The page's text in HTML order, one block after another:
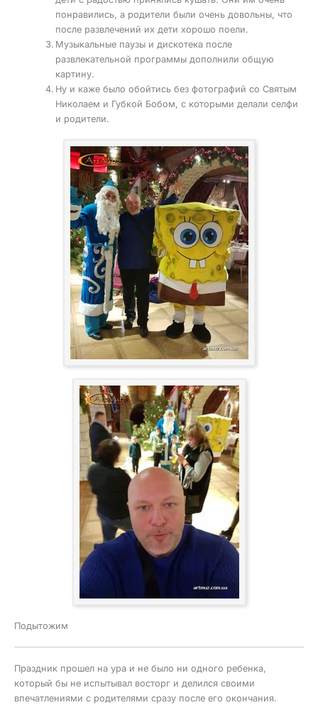
понравились, а родители были очень довольны, что
после развлечений их дети хорошо поели.
Музыкальные паузы и дискотека после
развлекательной программы дополнили общую
картину.
Ну и каже было обойтись без фотографий со Святым
Николаем и Губкой Бобом, с которыми делали селфи
и родители.
Подытожим
Праздник прошел на ура и не было ни одного ребенка,
который бы не испытывал восторг и делился своими
впечатлениями с родителями сразу после его окончания.